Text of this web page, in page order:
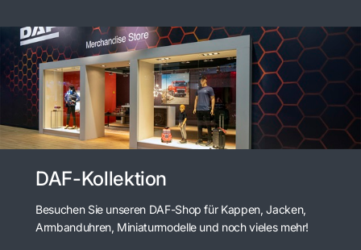
DAF-Kollektion
Besuchen Sie unseren DAF-Shop für Kappen, Jacken,
Armbanduhren, Miniaturmodelle und noch vieles mehr!